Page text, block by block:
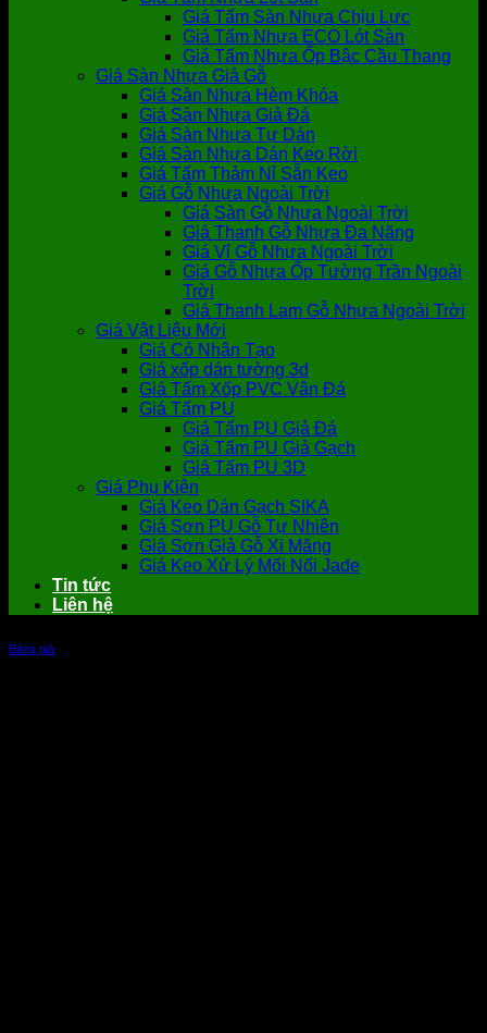
Giá Tấm Sàn Nhựa Chịu Lực
Giá Tấm Nhựa ECO Lót Sàn
Giá Tấm Nhựa Ốp Bậc Cầu Thang
Giá Sàn Nhựa Giả Gỗ
Giá Sàn Nhựa Hèm Khóa
Giá Sàn Nhựa Giả Đá
Giá Sàn Nhựa Tự Dán
Giá Sàn Nhựa Dán Keo Rời
Giá Tấm Thảm Nỉ Sẵn Keo
Giá Gỗ Nhựa Ngoài Trời
Giá Sàn Gỗ Nhựa Ngoài Trời
Giá Thanh Gỗ Nhựa Đa Năng
Giá Vỉ Gỗ Nhựa Ngoài Trời
Giá Gỗ Nhựa Ốp Tường Trần Ngoài
Trời
Giá Thanh Lam Gỗ Nhựa Ngoài Trời
Giá Vật Liệu Mới
Giá Cỏ Nhân Tạo
Giá xốp dán tường 3d
Giá Tấm Xốp PVC Vân Đá
Giá Tấm PU
Giá Tấm PU Giả Đá
Giá Tấm PU Giả Gạch
Giá Tấm PU 3D
Giá Phụ Kiện
Giá Keo Dán Gạch SIKA
Giá Sơn PU Gỗ Tự Nhiên
Giá Sơn Giả Gỗ Xi Măng
Giá Keo Xử Lý Mối Nối Jade
Tin tức
Liên hệ
Bảng giá